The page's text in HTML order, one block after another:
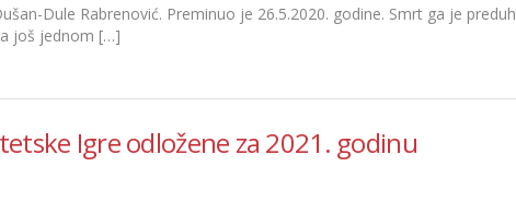
Dule Rabrenović. Preminuo je 26.5.2020. godine. Smrt ga je
još jednom […]
Igre odložene za 2021. godinu